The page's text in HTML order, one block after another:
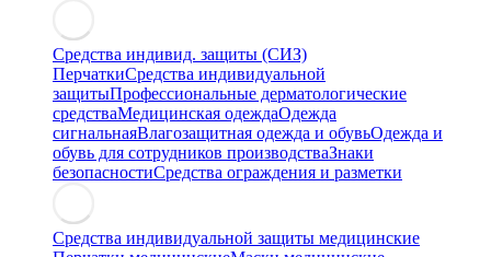
Средства индивид. защиты (СИЗ)
ПерчаткиСредства индивидуальной
защитыПрофессиональные дерматологические
средстваМедицинская одеждаОдежда
сигнальнаяВлагозащитная одежда и обувьОдежда и
обувь для сотрудников производстваЗнаки
безопасностиСредства ограждения и разметки
Средства индивидуальной защиты медицинские